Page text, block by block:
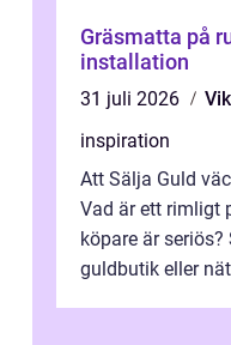
Gräsmatta på
installation
31 juli 2026
inspiration
Att Sälja Guld
Vad är ett rimligt
köpare är
guldbutik eller